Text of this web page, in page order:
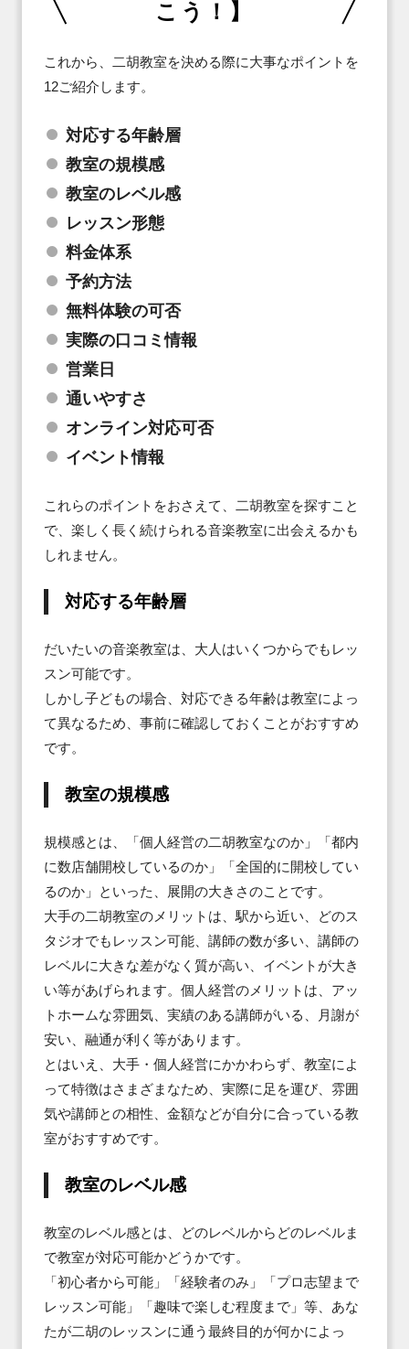
こう！】
これから、二胡教室を決める際に大事なポイントを
12ご紹介します。
対応する年齢層
教室の規模感
教室のレベル感
レッスン形態
料金体系
予約方法
無料体験の可否
実際の口コミ情報
営業日
通いやすさ
オンライン対応可否
イベント情報
これらのポイントをおさえて、二胡教室を探すこと
で、楽しく長く続けられる音楽教室に出会えるかも
しれません。
対応する年齢層
だいたいの音楽教室は、大人はいくつからでもレッ
スン可能です。
しかし子どもの場合、対応できる年齢は教室によっ
て異なるため、事前に確認しておくことがおすすめ
です。
教室の規模感
規模感とは、「個人経営の二胡教室なのか」「都内
に数店舗開校しているのか」「全国的に開校してい
るのか」といった、展開の大きさのことです。
大手の二胡教室のメリットは、駅から近い、どのス
タジオでもレッスン可能、講師の数が多い、講師の
レベルに大きな差がなく質が高い、イベントが大き
い等があげられます。個人経営のメリットは、アッ
トホームな雰囲気、実績のある講師がいる、月謝が
安い、融通が利く等があります。
とはいえ、大手・個人経営にかかわらず、教室によ
って特徴はさまざまなため、実際に足を運び、雰囲
気や講師との相性、金額などが自分に合っている教
室がおすすめです。
教室のレベル感
教室のレベル感とは、どのレベルからどのレベルま
で教室が対応可能かどうかです。
「初心者から可能」「経験者のみ」「プロ志望まで
レッスン可能」「趣味で楽しむ程度まで」等、あな
たが二胡のレッスンに通う最終目的が何かによっ